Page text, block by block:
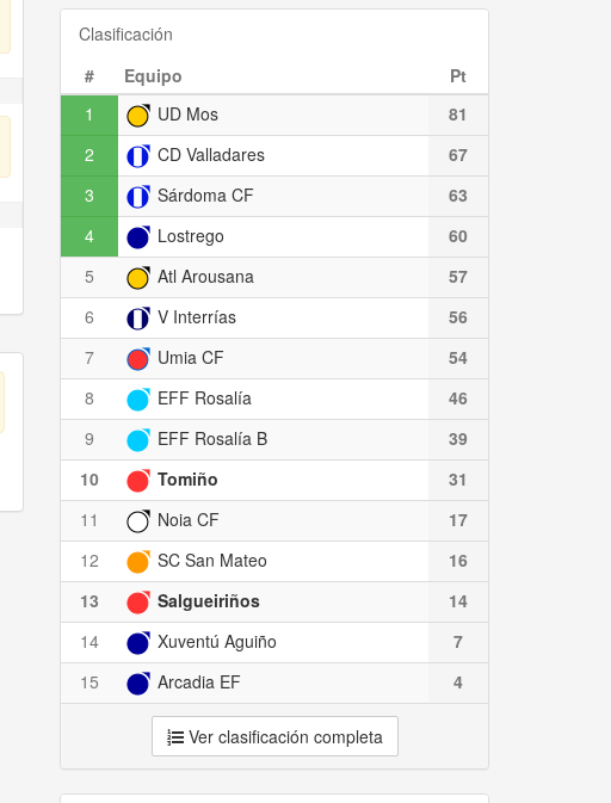
Clasificación
#
Equipo
Pt
1
UD Mos
81
2
CD Valladares
67
3
Sárdoma CF
63
4
Lostrego
60
5
Atl Arousana
57
6
V Interrías
56
7
Umia CF
54
8
EFF Rosalía
46
9
EFF Rosalía B
39
10
Tomiño
31
11
Noia CF
17
12
SC San Mateo
16
13
Salgueiriños
14
14
Xuventú Aguiño
7
15
Arcadia EF 4
Ver clasificación completa